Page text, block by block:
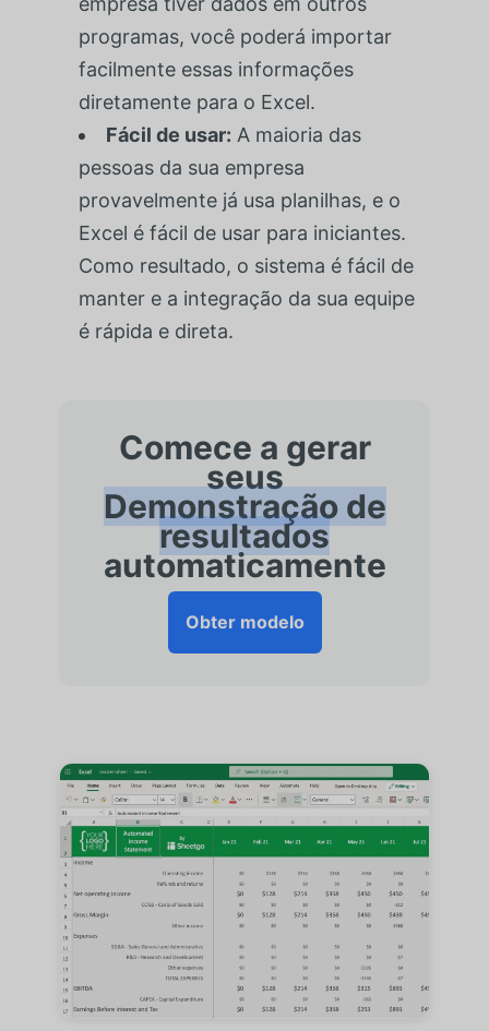
programas, você poderá importar
facilmente essas informações
diretamente para o Excel.
Fácil de usar: A maioria das
pessoas da sua empresa
provavelmente já usa planilhas, e o
Excel é fácil de usar para iniciantes.
Como resultado, o sistema é fácil de
manter e a integração da sua equipe
é rápida e direta.
Comece a gerar
seus
Demonstração de
resultados
automaticamente
Obter modelo